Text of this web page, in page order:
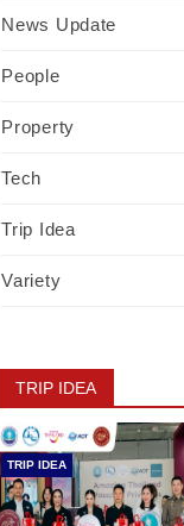
News Update
People
Property
Tech
Trip Idea
Variety
TRIP IDEA
TRIP IDEA